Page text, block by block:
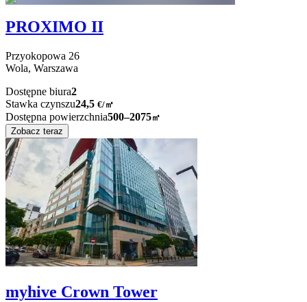
PROXIMO II
Przyokopowa 26
Wola, Warszawa
Dostępne biura2
Stawka czynszu24,5 €/㎡
Dostępna powierzchnia500–2075㎡
Zobacz teraz
myhive Crown Tower